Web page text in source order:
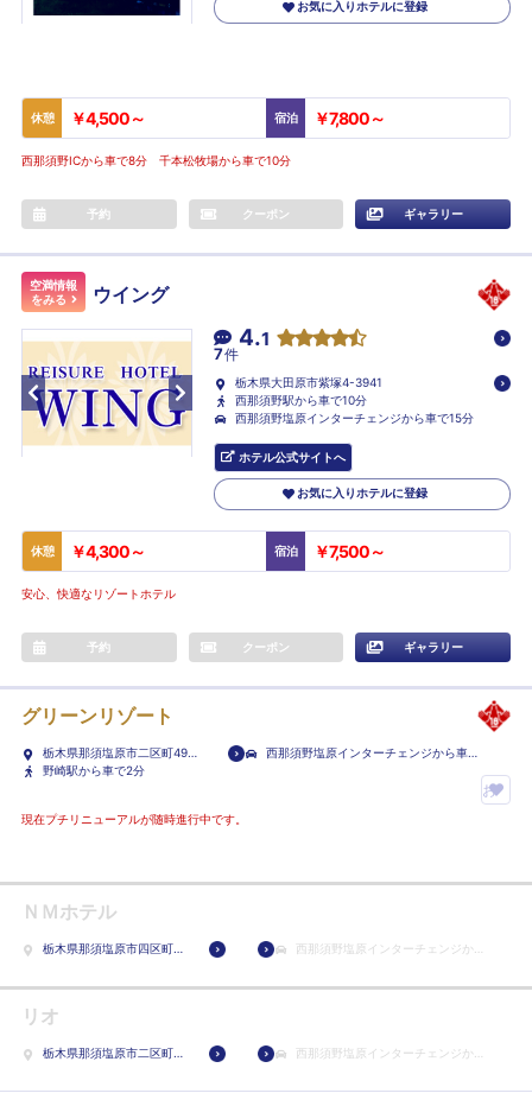
お気に入りホテルに登録
休憩 ￥4,500～ 宿泊 ￥7,800～
西那須野ICから車で8分 千本松牧場から車で10分
予約 クーポン ギャラリー
空満情報
をみる
ウイング
4.1
7件
栃木県大田原市紫塚4-3941
西那須野駅から車で10分
西那須野塩原インターチェンジから車で15分
ホテル公式サイトへ
お気に入りホテルに登録
休憩 ￥4,300～ 宿泊 ￥7,500～
安心、快適なリゾートホテル
予約 クーポン ギャラリー
グリーンリゾート
栃木県那須塩原市二区町499-
10
西那須野塩原インターチェンジから車で
野崎駅から車で2分
お
現在プチリニューアルが随時進行中です。
ＮＭホテル
栃木県那須塩原市四区町
西那須野塩原インターチェンジから
リオ
栃木県那須塩原市二区町
西那須野塩原インターチェンジから